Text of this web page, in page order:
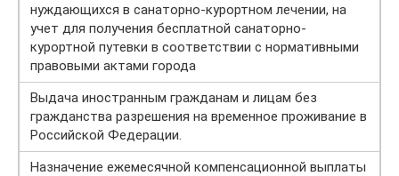
нуждающихся в санаторно-курортном лечении, на
учет для получения бесплатной санаторно-
курортной путевки в соответствии с нормативными
правовыми актами города
Выдача иностранным гражданам и лицам без
гражданства разрешения на временное проживание в
Российской Федерации.
Назначение ежемесячной компенсационной выплаты